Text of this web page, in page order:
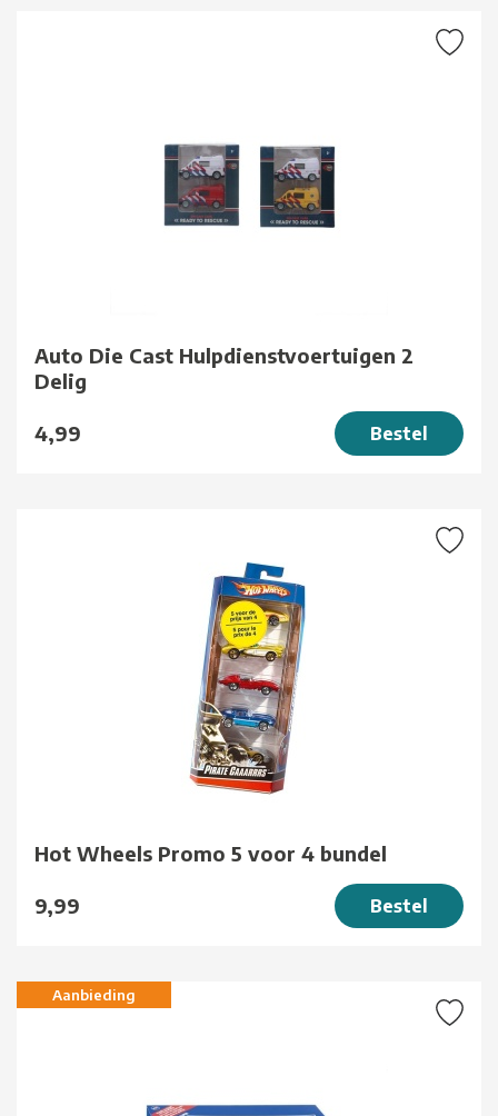
Auto Die Cast Hulpdienstvoertuigen 2
Delig
4,99 Bestel
Hot Wheels Promo 5 voor 4 bundel
9,99 Bestel
Aanbieding